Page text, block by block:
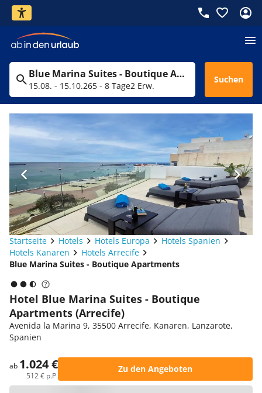
Blue Marina Suites - Boutique Apartments
15.08. - 15.10.265 - 8 Tage2 Erw.
Suchen
Startseite Hotels Hotels Europa
Hotels Spanien
Hotels Kanaren
Hotels Arrecife
Blue Marina Suites - Boutique Apartments
Hotel Blue Marina Suites - Boutique
Apartments (Arrecife)
Avenida la Marina 9, 35500 Arrecife, Kanaren, Lanzarote,
Spanien
ab 1.024 €
512 € p.P.
Zu den Angeboten